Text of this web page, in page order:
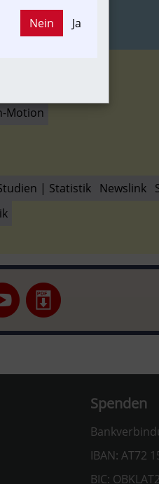
Motion
| Statistik Newslink
Spenden
IBAN: AT72
BIC:
Nein Ja